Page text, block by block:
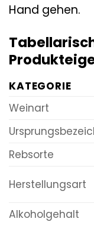
Hand gehen.
KATEGORIE
Weinart
Rebsorte
Herstellungsart
Alkoholgehalt